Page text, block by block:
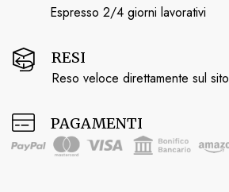
Espresso 2/4 giorni lavorativi
RESI
Reso veloce direttamente sul sito
PAGAMENTI